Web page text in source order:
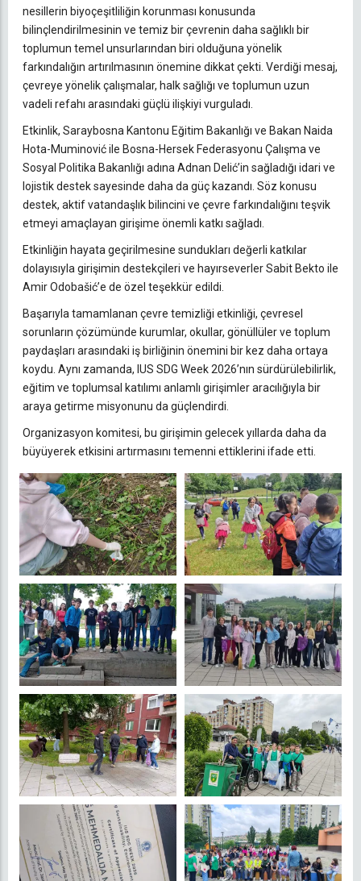
nesillerin biyoçeşitliliğin korunması konusunda
bilinçlendirilmesinin ve temiz bir çevrenin daha sağlıklı bir
toplumun temel unsurlarından biri olduğuna yönelik
farkındalığın artırılmasının önemine dikkat çekti. Verdiği mesaj,
çevreye yönelik çalışmalar, halk sağlığı ve toplumun uzun
vadeli refahı arasındaki güçlü ilişkiyi vurguladı.
Etkinlik, Saraybosna Kantonu Eğitim Bakanlığı ve Bakan Naida
Hota-Muminović ile Bosna-Hersek Federasyonu Çalışma ve
Sosyal Politika Bakanlığı adına Adnan Delić’in sağladığı idari ve
lojistik destek sayesinde daha da güç kazandı. Söz konusu
destek, aktif vatandaşlık bilincini ve çevre farkındalığını teşvik
etmeyi amaçlayan girişime önemli katkı sağladı.
Etkinliğin hayata geçirilmesine sundukları değerli katkılar
dolayısıyla girişimin destekçileri ve hayırseverler Sabit Bekto ile
Amir Odobašić’e de özel teşekkür edildi.
Başarıyla tamamlanan çevre temizliği etkinliği, çevresel
sorunların çözümünde kurumlar, okullar, gönüllüler ve toplum
paydaşları arasındaki iş birliğinin önemini bir kez daha ortaya
koydu. Aynı zamanda, IUS SDG Week 2026’nın sürdürülebilirlik,
eğitim ve toplumsal katılımı anlamlı girişimler aracılığıyla bir
araya getirme misyonunu da güçlendirdi.
Organizasyon komitesi, bu girişimin gelecek yıllarda daha da
büyüyerek etkisini artırmasını temenni ettiklerini ifade etti.